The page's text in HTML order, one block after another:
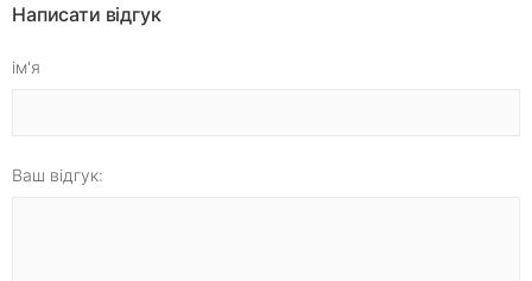
Написати відгук
ім'я
Ваш відгук: